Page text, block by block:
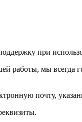
при
мы всегда
почту,